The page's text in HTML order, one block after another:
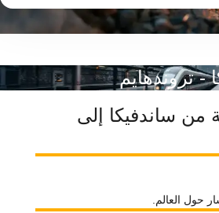
تروندهايم
من ساندفيكا إلى